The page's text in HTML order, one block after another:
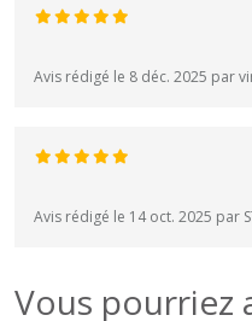
Avis rédigé le 8 déc. 2025 par
Avis rédigé le 14 oct. 2025 par
Vous pourriez